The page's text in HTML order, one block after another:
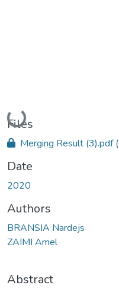
Loading...
Files
Merging Result (3).pdf
Date
2020
Authors
BRANSIA Nardejs
ZAIMI Amel
Abstract